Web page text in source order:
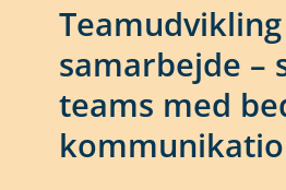
samarbejde –
teams med